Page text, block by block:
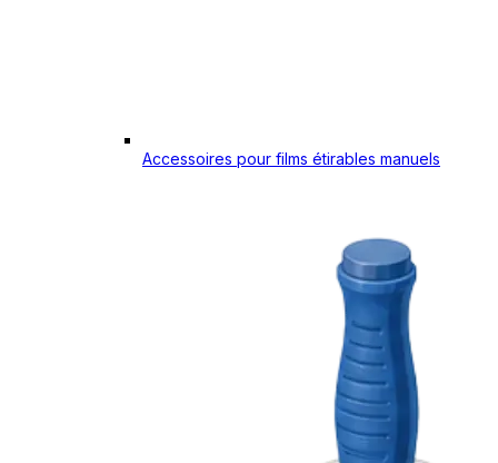
Accessoires pour films étirables manuels